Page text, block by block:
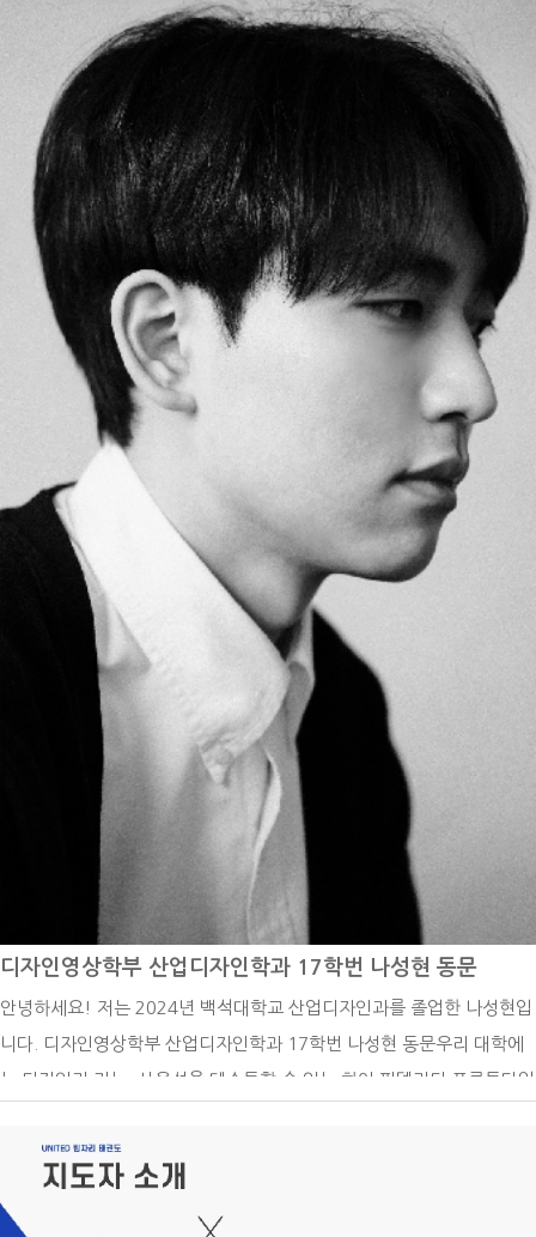
디자인영상학부 산업디자인학과 17학번 나성현 동문
안녕하세요! 저는 2024년 백석대학교 산업디자인과를 졸업한 나성현입
니다. 디자인영상학부 산업디자인학과 17학번 나성현 동문우리 대학에
는 디자인과 기능, 사용성을 테스트할 수 있는 하이 피델리티 프로토타입
있습니다. 또한 훌륭하신 교수님들 지도 아래에 여러 공모전에 출품하였
고, 여러 차례 수상 경험이 있습니다.- 지금 하고 있는 일을 소개해 주세
요. -졸업 후에는 조경 설계사무소에서 근무하며 공공 공간 및 조경 디자